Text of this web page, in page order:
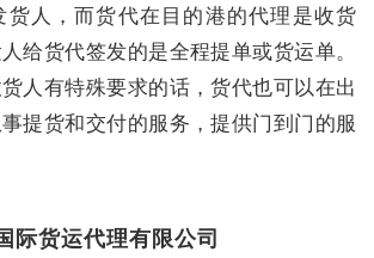
货人，而货代在目的港的代理是收货
给货代签发的是全程提单或货运单。
人有特殊要求的话，货代也可以在出
提货和交付的服务，提供门到门的服
际货运代理有限公司